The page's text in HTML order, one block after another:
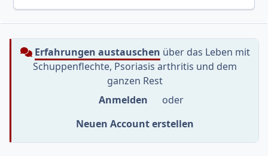
Erfahrungen austauschen über das Leben mit
Schuppenflechte, Psoriasis arthritis und dem
ganzen Rest
Anmelden
oder
Neuen Account erstellen